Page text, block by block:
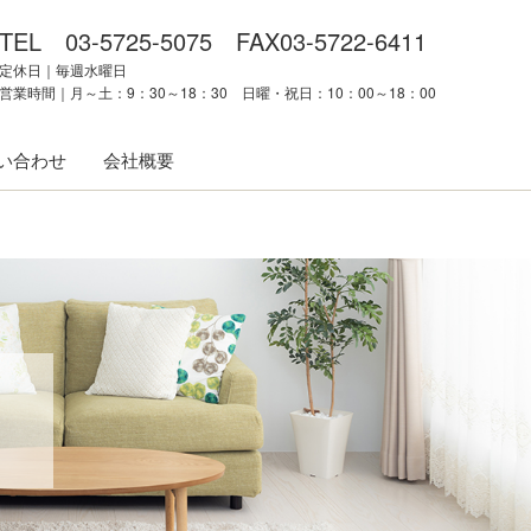
TEL 03-5725-5075 FAX03-5722-6411
定休日｜毎週水曜日
営業時間｜月～土：9：30～18：30 日曜・祝日：10：00～18：00
合わせ 会社概要